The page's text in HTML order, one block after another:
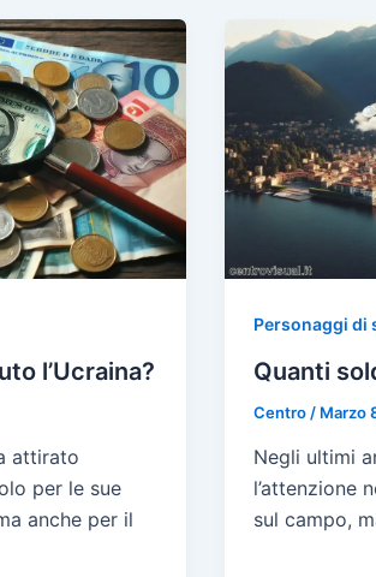
l’Ucraina?
attirato
per le sue
anche per il
Personaggi di
Quanti
Centro / Marzo
Negli ultimi
l’attenzione
sul campo,